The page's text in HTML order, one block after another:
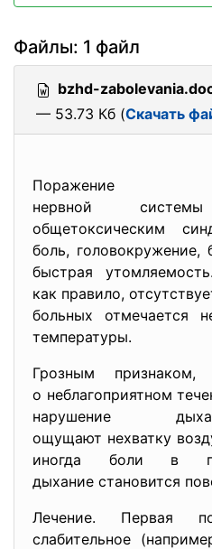
Файлы: 1 файл
bzhd-
— 53.73 Кб (Скачать
Поражение
нервной системы
общетоксическим
боль, головокружение,
быстрая
как правило,
больных отмечается
температуры.
Грозным признаком,
о неблагоприятном
нарушение
ощущают нехватку
иногда боли в
дыхание становится
Лечение. Первая
слабительное